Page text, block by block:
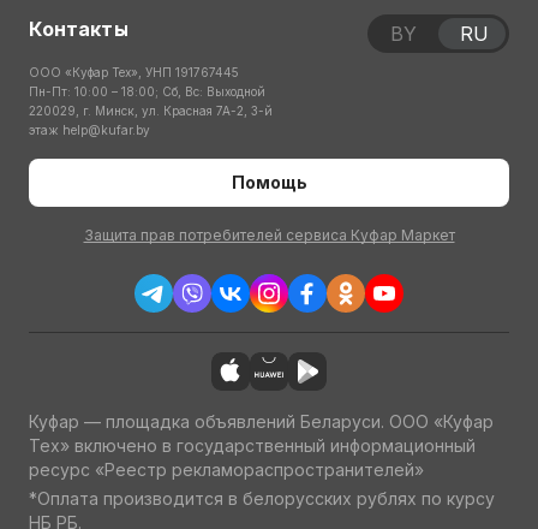
Контакты
ООО «Куфар Тех», УНП 191767445
Пн-Пт: 10:00 – 18:00; Сб, Вс: Выходной
220029, г. Минск, ул. Красная 7А-2, 3-й
этаж help@kufar.by
Помощь
Защита прав потребителей сервиса Куфар Маркет
BY RU
Куфар — площадка объявлений Беларуси. ООО «Куфар
Тех» включено в государственный информационный
ресурс «Реестр рекламораспространителей»
*Оплата производится в белорусских рублях по курсу
НБ РБ.